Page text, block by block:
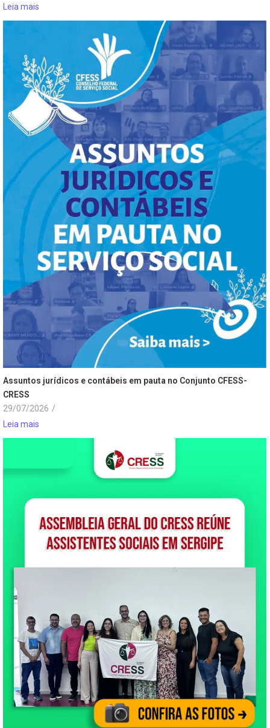
Leia mais
Assuntos jurídicos e contábeis em pauta no Conjunto CFESS-
CRESS
29/07/2026 /
Leia mais